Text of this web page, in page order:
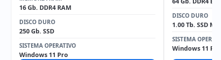
16 Gb. DDR4 RAM
DISCO DURO
250 Gb. SSD
SISTEMA OPERATIVO
Windows 11 Pro
DISCO DURO
1.00 Tb. SSD M2
SISTEMA
Windows 11 Pro